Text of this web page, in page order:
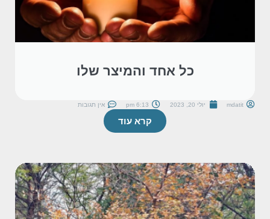
כל אחד והמיצר שלו
mdatit יולי 20, 2023 6:13 pm אין תגובות
קרא עוד